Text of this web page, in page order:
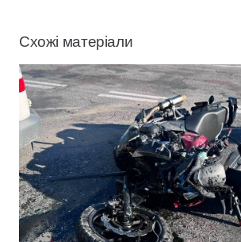
Схожі матеріали